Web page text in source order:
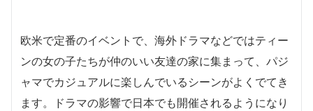
欧米で定番のイベントで、海外ドラマなどではティー
ンの女の子たちが仲のいい友達の家に集まって、パジ
ャマでカジュアルに楽しんでいるシーンがよくでてき
ます。ドラマの影響で日本でも開催されるようになり